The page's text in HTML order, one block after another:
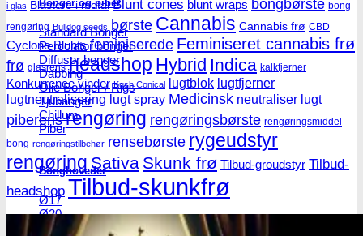
Bonger og piber
Standard Bonger
Percolator bonger
Diffusor bonger
Dabbing
Olie Bonger / Rigs
Tjubanger
Chillum
Piber
Bonghoveder
Ø17
Ø20
SG14
i glas Blastere i metal Blunt cones blunt wraps bongbørste bong
rengøring Bulldog seeds børste Cannabis Cannabis frø CBD
Cyclone Blunts feminiserede Feminiseret cannabis frø
frø glasrens headshop Hybrid Indica kalkfjerner
Konkurrence vinder Kush Conical lugtblok lugtfjerner
lugtneutralisering lugt spray Medicinsk neutraliser lugt
piberens rengøring rengøringsbørste rengøringsmiddel
bong rengøringstilbehør rensebørste rygeudstyr
rengøring Sativa Skunk frø Tilbud-groudstyr Tilbud-
headshop Tilbud-skunkfrø